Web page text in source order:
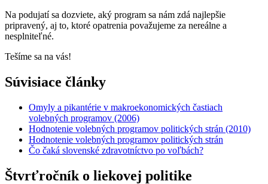
Na podujatí sa dozviete, aký program sa nám zdá najlepšie
pripravený, aj to, ktoré opatrenia považujeme za nereálne a
nesplniteľné.
Tešíme sa na vás!
Súvisiace články
Omyly a pikantérie v makroekonomických častiach
volebných programov (2006)
Hodnotenie volebných programov politických strán (2010)
Hodnotenie volebných programov politických strán
Čo čaká slovenské zdravotníctvo po voľbách?
Štvrťročník o liekovej politike